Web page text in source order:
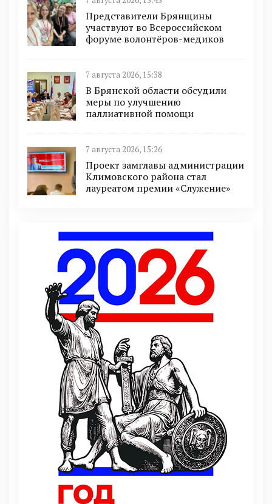
Представители Брянщины
участвуют во Всероссийском
форуме волонтёров-медиков
7 августа 2026, 15:38
В Брянской области обсудили
меры по улучшению
паллиативной помощи
7 августа 2026, 15:26
Проект замглавы администрации
Климовского района стал
лауреатом премии «Служение»